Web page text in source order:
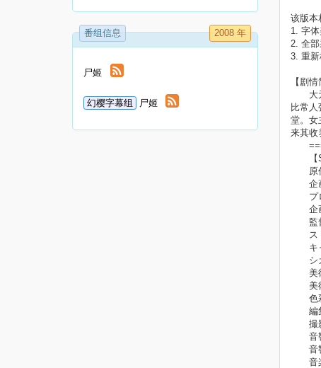
番组信息 2008 年
尸姬
幻樱字幕组 尸姬
该版本
1. 字
2. 全部
3. 重
【剧
大元
比常
堂。女
来其收
【
原作
企画
プロ
企画
監督
スト
キャ
シカ
美術
美術
色彩
編集
撮影
音響
音響
音楽